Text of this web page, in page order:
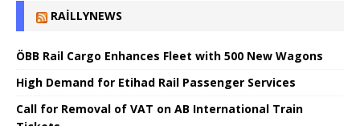
RAILLYNEWS
ÖBB Rail Cargo Enhances Fleet with 500 New Wagons
High Demand for Etihad Rail Passenger Services
Call for Removal of VAT on AB International Train